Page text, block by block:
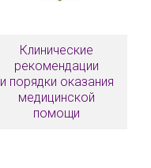
Клинические
рекомендации
и порядки оказания
медицинской
помощи